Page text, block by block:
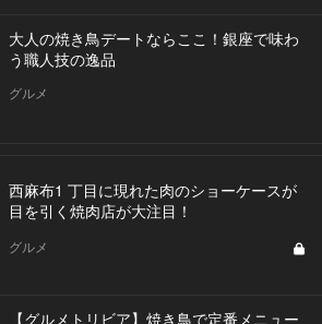
大人の焼き鳥デートならここ！銀座で味わ
う職人技の逸品
グルメ
西麻布1 丁目に現れた肉のショーケースが
目を引く焼肉店が大注目！
グルメ
【グルメトリビア】焼き鳥で定番メニュー